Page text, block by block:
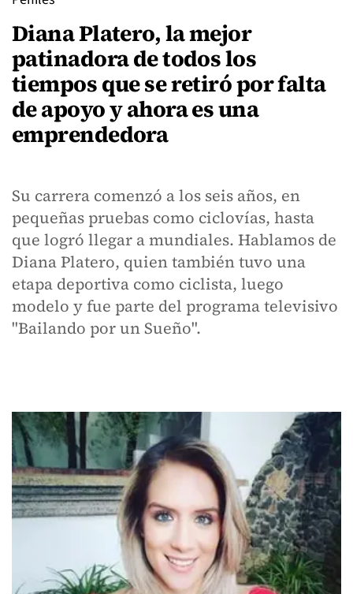
Diana Platero, la mejor
patinadora de todos los
tiempos que se retiró por falta
de apoyo y ahora es una
emprendedora
Su carrera comenzó a los seis años, en
pequeñas pruebas como ciclovías, hasta
que logró llegar a mundiales. Hablamos de
Diana Platero, quien también tuvo una
etapa deportiva como ciclista, luego
modelo y fue parte del programa televisivo
"Bailando por un Sueño".